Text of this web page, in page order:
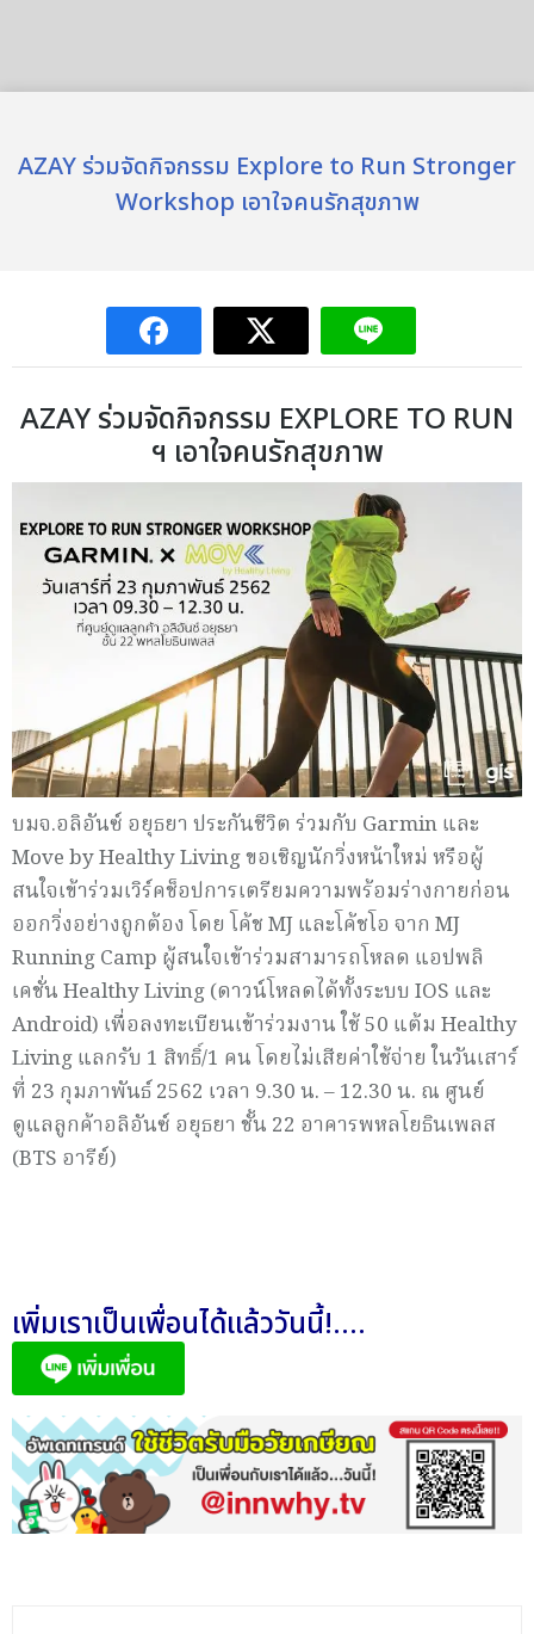
AZAY ร่วมจัดกิจกรรม Explore to Run Stronger
Workshop เอาใจคนรักสุขภาพ
AZAY ร่วมจัดกิจกรรม EXPLORE TO RUN
ฯ เอาใจคนรักสุขภาพ
บมจ.อลิอันซ์ อยุธยา ประกันชีวิต ร่วมกับ Garmin และ
Move by Healthy Living ขอเชิญนักวิ่งหน้าใหม่ หรือผู้
สนใจเข้าร่วมเวิร์คช็อปการเตรียมความพร้อมร่างกายก่อน
ออกวิ่งอย่างถูกต้อง โดย โค้ช MJ และโค้ชโอ จาก MJ
Running Camp ผู้สนใจเข้าร่วมสามารถโหลด แอปพลิ
เคชั่น Healthy Living (ดาวน์โหลดได้ทั้งระบบ IOS และ
Android) เพื่อลงทะเบียนเข้าร่วมงาน ใช้ 50 แต้ม Healthy
Living แลกรับ 1 สิทธิ์/1 คน โดยไม่เสียค่าใช้จ่าย ในวันเสาร์
ที่ 23 กุมภาพันธ์ 2562 เวลา 9.30 น. – 12.30 น. ณ ศูนย์
ดูแลลูกค้าอลิอันซ์ อยุธยา ชั้น 22 อาคารพหลโยธินเพลส
(BTS อารีย์)
เพิ่มเราเป็นเพื่อนได้แล้ววันนี้!....